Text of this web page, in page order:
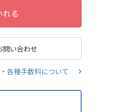
れる
問い合わせ
各種手数料について